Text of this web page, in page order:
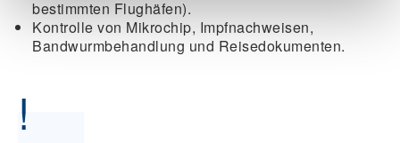
bestimmten Flughäfen).
Kontrolle von Mikrochip, Impfnachweisen,
Bandwurmbehandlung und Reisedokumenten.
!